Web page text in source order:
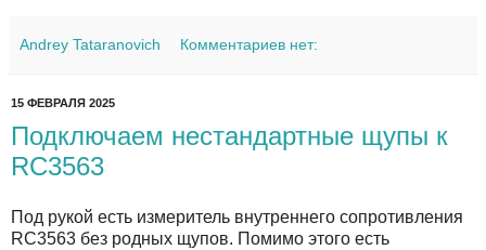
Andrey Tataranovich Комментариев нет:
15 ФЕВРАЛЯ 2025
Подключаем нестандартные щупы к
RC3563
Под рукой есть измеритель внутреннего сопротивления
RC3563 без родных щупов. Помимо этого есть